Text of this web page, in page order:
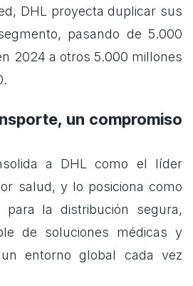
DHL proyecta duplicar sus
pasando de 5.000
2024 a otros 5.000 millones
un compromiso
a DHL como el líder
salud, y lo posiciona como
para la distribución segura,
de soluciones médicas y
entorno global cada vez